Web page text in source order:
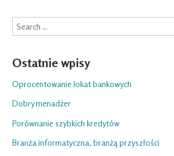
Search
Ostatnie wpisy
Oprocentowanie lokat bankowych
Dobry menadżer
Porównanie szybkich kredytów
Branża informatyczna, branżą przyszłości